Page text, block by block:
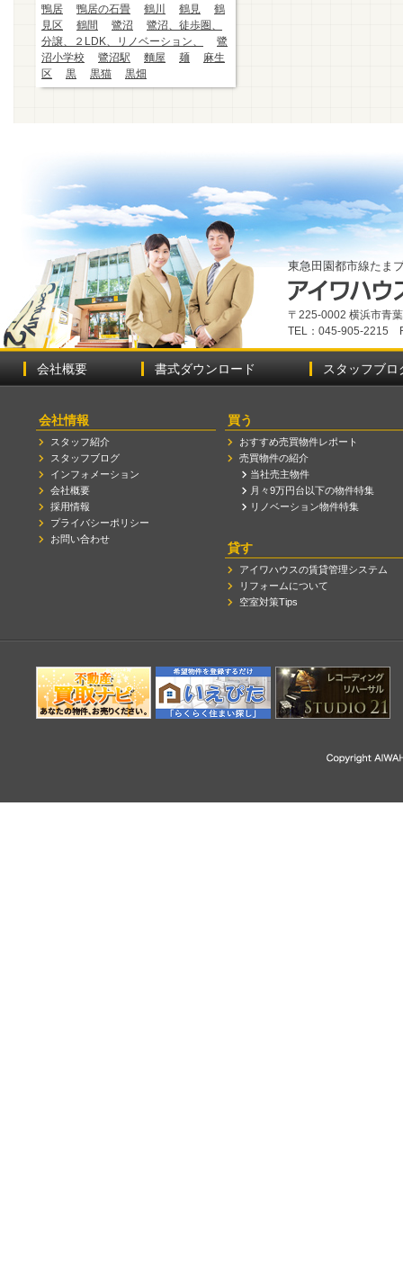
鴨居
鴨居の石畳 鶴川 鶴見
鶴
見区
鶴間 鷺沼
鷺沼、徒歩圏、
分譲、２LDK、リノベーション、
鷺
沼小学校
鷺沼駅 麵屋 麺
麻生
区
黒 黒猫 黒畑
東急田園都市線たま
〒225-0002 横浜市青
TEL：045-905-2215
会社概要 書式ダウンロード スタッフブロ
会社情報
スタッフ紹介
スタッフブログ
インフォメーション
会社概要
採用情報
プライバシーポリシー
お問い合わせ
買う
おすすめ売買物件レポート
売買物件の紹介
当社売主物件
月々9万円台以下の物件特集
リノベーション物件特集
貸す
アイワハウスの賃貸管理システム
リフォームについて
空室対策Tips